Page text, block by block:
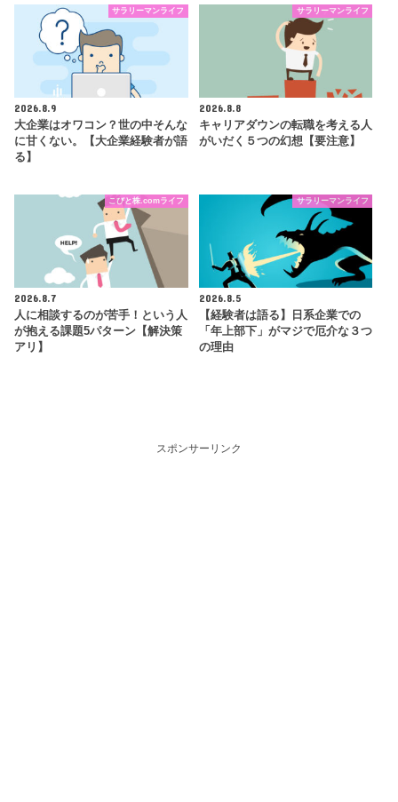
サラリーマンライフ
2026.8.9
大企業はオワコン？世の中そんな
に甘くない。【大企業経験者が語
る】
サラリーマンライフ
2026.8.8
キャリアダウンの転職を考える人
がいだく５つの幻想【要注意】
こびと株.comライフ
2026.8.7
人に相談するのが苦手！という人
が抱える課題5パターン【解決策
アリ】
サラリーマンライフ
2026.8.5
【経験者は語る】日系企業での
「年上部下」がマジで厄介な３つ
の理由
スポンサーリンク